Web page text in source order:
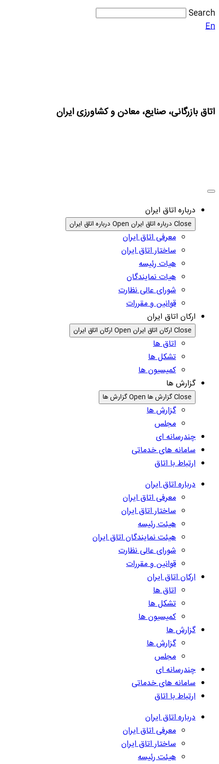
Search
En
اتاق بازرگانی، صنایع، معادن و کشاورزی ایران
درباره اتاق ایران
Close درباره اتاق ایران Open درباره اتاق ایران
معرفی اتاق ایران
ساختار اتاق ایران
هیات رئیسه
هیات نمایندگان
شورای عالی نظارت
قوانین و مقررات
ارکان اتاق ایران
Close ارکان اتاق ایران Open ارکان اتاق ایران
اتاق ها
تشکل ها
کمیسیون ها
گزارش ها
Close گزارش ها Open گزارش ها
گزارش ها
مجلس
چندرسانه ای
سامانه های خدماتی
ارتباط با اتاق
درباره اتاق ایران
معرفی اتاق ایران
ساختار اتاق ایران
هیئت رئیسه
هیئت نمایندگان اتاق ایران
شورای عالی نظارت
قوانین و مقررات
ارکان اتاق ایران
اتاق ها
تشکل ها
کمیسیون ها
گزارش ها
گزارش ها
مجلس
چندرسانه ای
سامانه های خدماتی
ارتباط با اتاق
درباره اتاق ایران
معرفی اتاق ایران
ساختار اتاق ایران
هیئت رئیسه